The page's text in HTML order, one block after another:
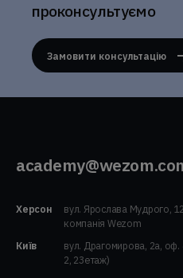
проконсультуємо
Замовити консультацію
Херсон
вул. Ярослава Мудрого,
компанія Wezom
Київ
вул. Драгомирова, 2а, оф.
2, 23етаж)